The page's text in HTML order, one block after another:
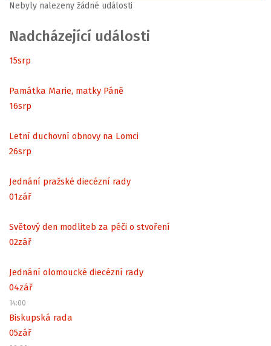
Nebyly nalezeny žádné události
Nadcházející události
15srp
Památka Marie, matky Páně
16srp
Letní duchovní obnovy na Lomci
26srp
Jednání pražské diecézní rady
01zář
Světový den modliteb za péči o stvoření
02zář
Jednání olomoucké diecézní rady
04zář
14:00
Biskupská rada
05zář